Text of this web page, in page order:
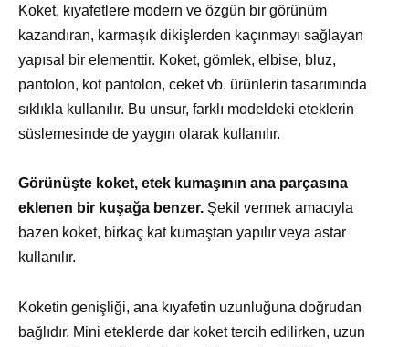
Koket, kıyafetlere modern ve özgün bir görünüm
kazandıran, karmaşık dikişlerden kaçınmayı sağlayan
yapısal bir elementtir. Koket, gömlek, elbise, bluz,
pantolon, kot pantolon, ceket vb. ürünlerin tasarımında
sıklıkla kullanılır. Bu unsur, farklı modeldeki eteklerin
süslemesinde de yaygın olarak kullanılır.
Görünüşte koket, etek kumaşının ana parçasına
eklenen bir kuşağa benzer. Şekil vermek amacıyla
bazen koket, birkaç kat kumaştan yapılır veya astar
kullanılır.
Koketin genişliği, ana kıyafetin uzunluğuna doğrudan
bağlıdır. Mini eteklerde dar koket tercih edilirken, uzun